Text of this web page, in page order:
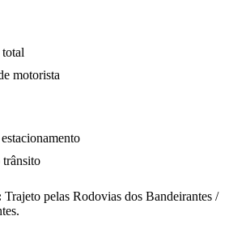
motorista
trânsito
Trajeto pelas Rodovias dos Bandeirantes /